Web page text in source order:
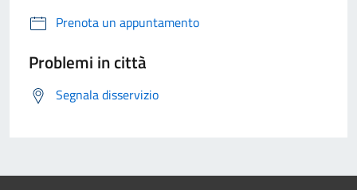
Prenota un appuntamento
Problemi in città
Segnala disservizio